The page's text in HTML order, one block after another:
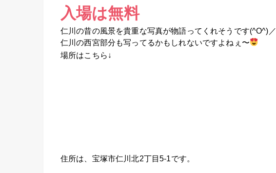
入場は無料
仁川の昔の風景を貴重な写真が物語ってくれそうです(^O^)／
仁川の西宮部分も写ってるかもしれないですよねぇ〜
場所はこちら↓
住所は、宝塚市仁川北2丁目5-1です。